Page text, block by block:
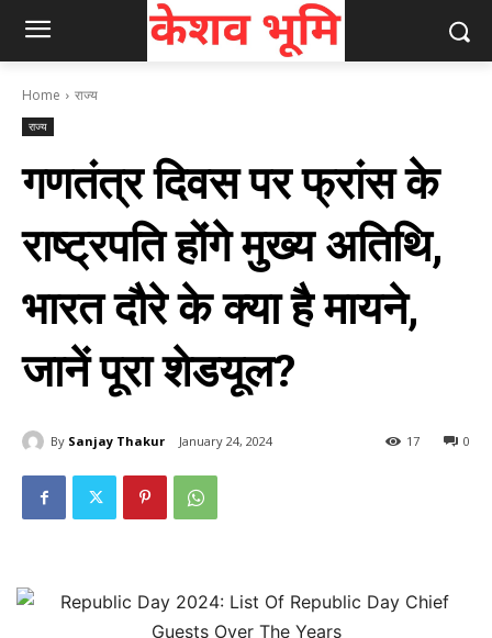
Home राज्य
राज्य
गणतंत्र दिवस पर फ्रांस के
राष्ट्रपति होंगे मुख्‍य अतिथि,
भारत दौरे के क्या है मायने,
जानें पूरा शेडयूल?
By Sanjay Thakur January 24, 2024 0
17